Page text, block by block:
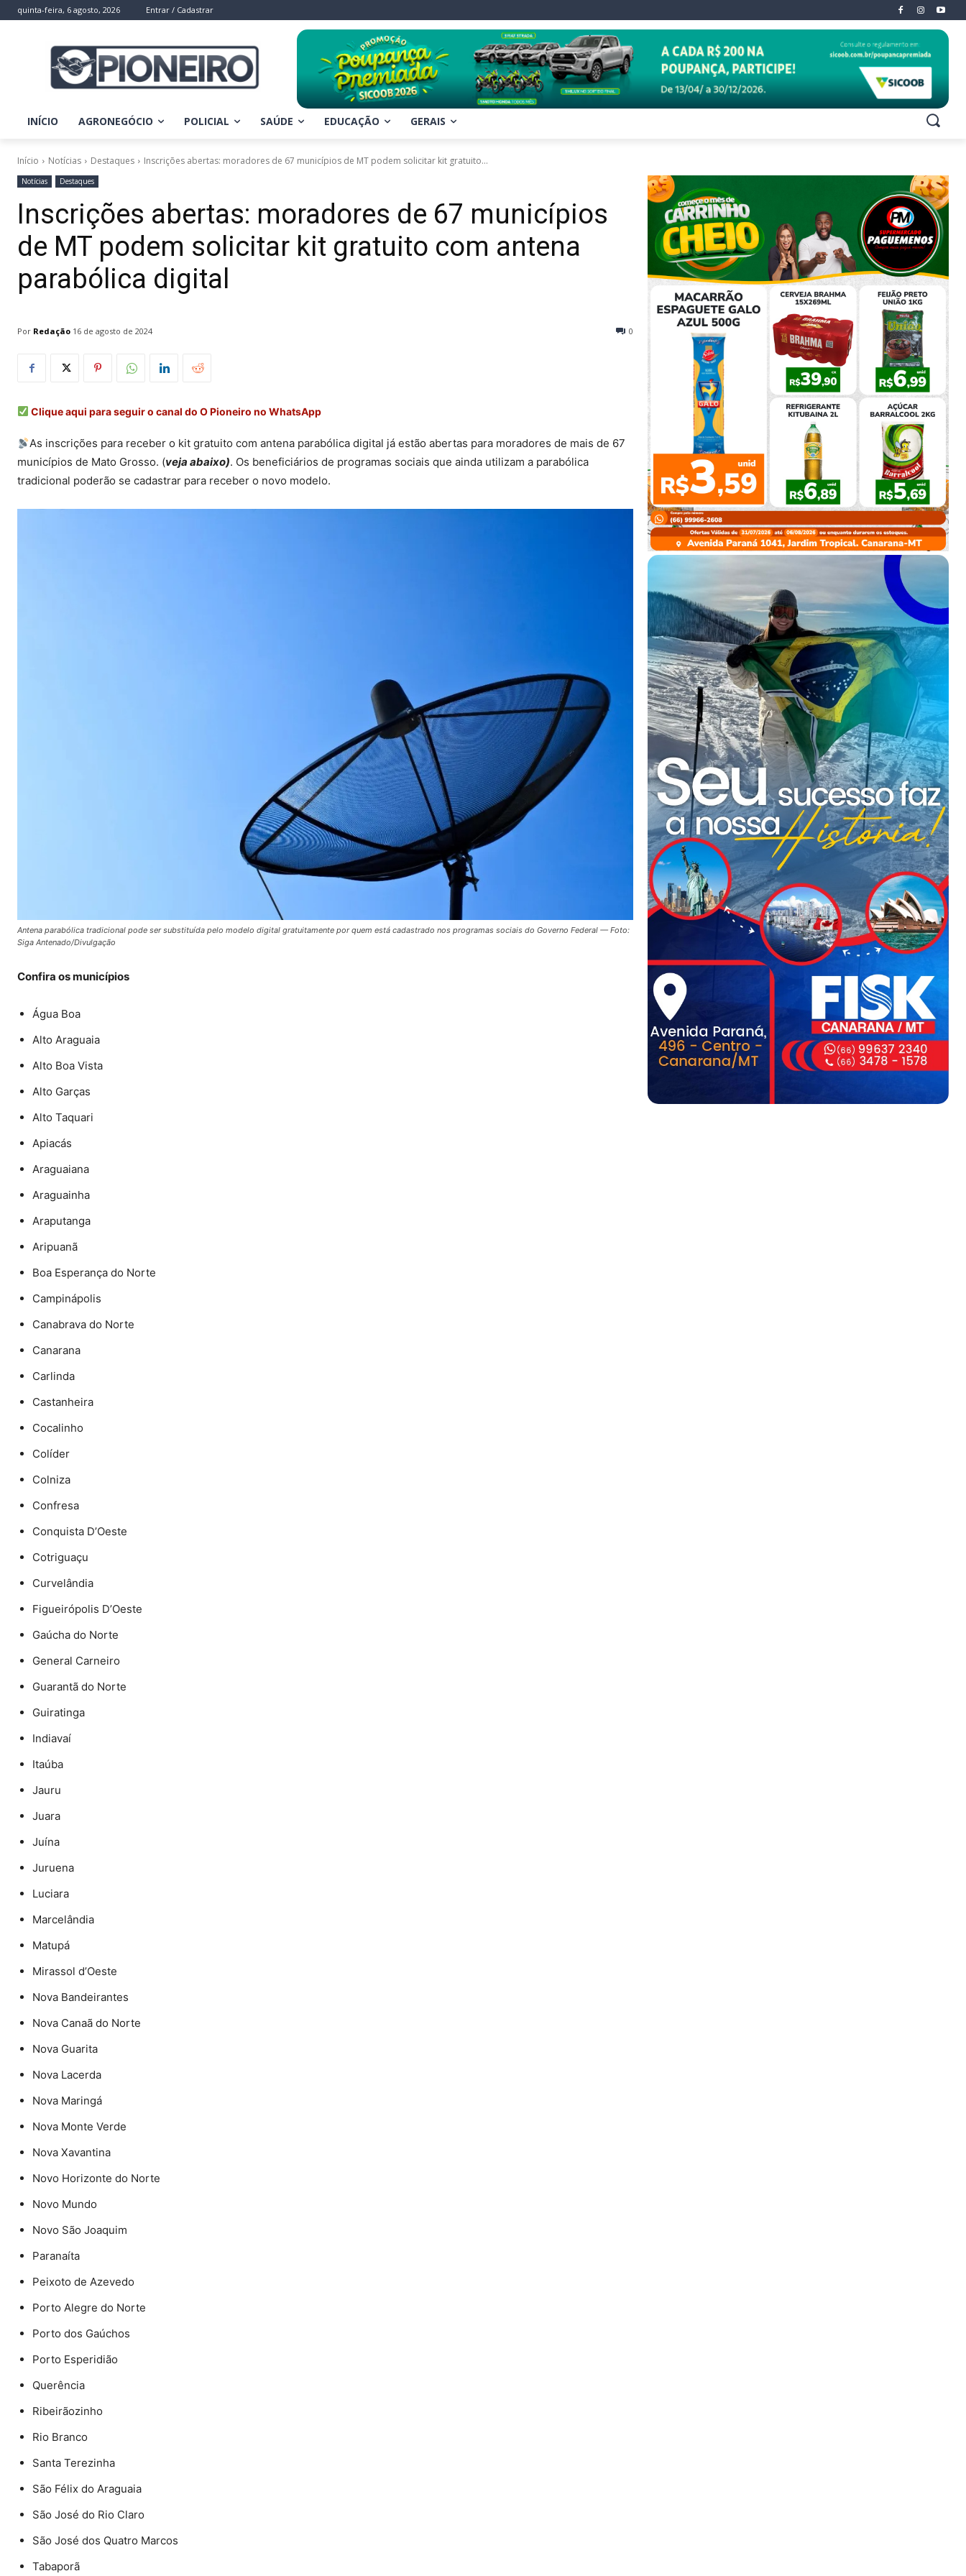
quinta-feira, 6 agosto, 2026 Entrar / Cadastrar
INÍCIO AGRONEGÓCIO POLICIAL SAÚDE EDUCAÇÃO GERAIS
Início Notícias Destaques Inscrições abertas: moradores de 67 municípios de MT podem solicitar kit gratuito...
Notícias Destaques
Inscrições abertas: moradores de 67 municípios
de MT podem solicitar kit gratuito com antena
parabólica digital
Por Redação 0
16 de agosto de 2024
Clique aqui para seguir o canal do O Pioneiro no WhatsApp
As inscrições para receber o kit gratuito com antena parabólica digital já estão abertas para moradores de mais de 67
municípios de Mato Grosso. (veja abaixo). Os beneficiários de programas sociais que ainda utilizam a parabólica
tradicional poderão se cadastrar para receber o novo modelo.
Antena parabólica tradicional pode ser substituída pelo modelo digital gratuitamente por quem está cadastrado nos programas sociais do Governo Federal — Foto:
Siga Antenado/Divulgação
Confira os municípios
Água Boa
Alto Araguaia
Alto Boa Vista
Alto Garças
Alto Taquari
Apiacás
Araguaiana
Araguainha
Araputanga
Aripuanã
Boa Esperança do Norte
Campinápolis
Canabrava do Norte
Canarana
Carlinda
Castanheira
Cocalinho
Colíder
Colniza
Confresa
Conquista D’Oeste
Cotriguaçu
Curvelândia
Figueirópolis D’Oeste
Gaúcha do Norte
General Carneiro
Guarantã do Norte
Guiratinga
Indiavaí
Itaúba
Jauru
Juara
Juína
Juruena
Luciara
Marcelândia
Matupá
Mirassol d’Oeste
Nova Bandeirantes
Nova Canaã do Norte
Nova Guarita
Nova Lacerda
Nova Maringá
Nova Monte Verde
Nova Xavantina
Novo Horizonte do Norte
Novo Mundo
Novo São Joaquim
Paranaíta
Peixoto de Azevedo
Porto Alegre do Norte
Porto dos Gaúchos
Porto Esperidião
Querência
Ribeirãozinho
Rio Branco
Santa Terezinha
São Félix do Araguaia
São José do Rio Claro
São José dos Quatro Marcos
Tabaporã